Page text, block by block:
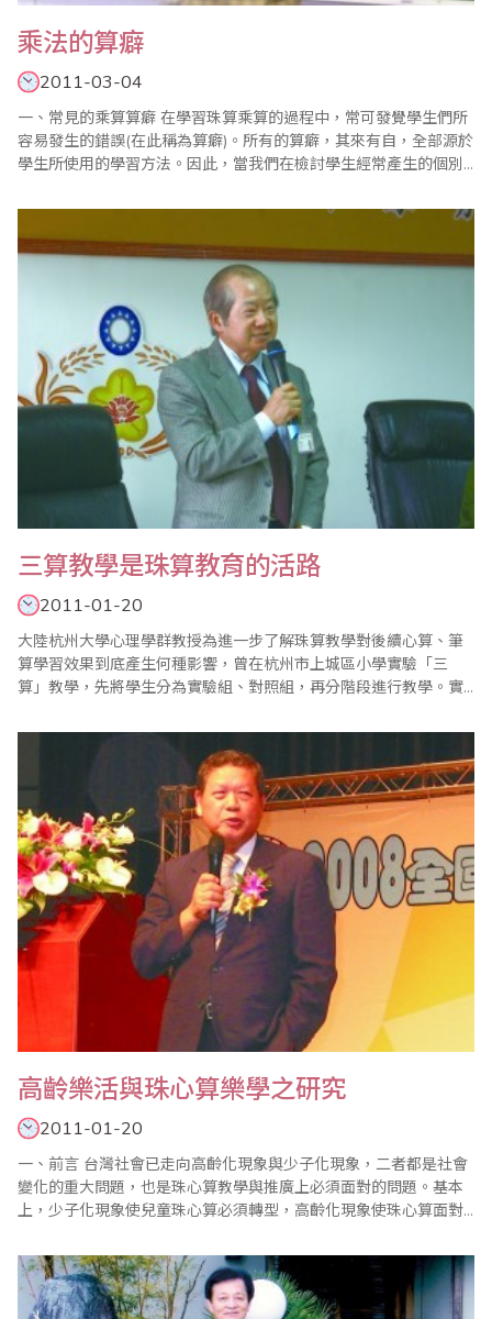
乘法的算癖
2011-03-04
一、常見的乘算算癖 在學習珠算乘算的過程中，常可發覺學生們所
容易發生的錯誤(在此稱為算癖)。所有的算癖，其來有自，全部源於
學生所使用的學習方法。因此，當我們在檢討學生經常產生的個別
並提昇學習的效能。 1、計算答數少於或多於正確答數，且誤差數
字較多位。此類算癖並非由於加減算的算癖而產生的答數誤差。比
如說..
三算教學是珠算教育的活路
2011-01-20
大陸杭州大學心理學群教授為進一步了解珠算教學對後續心算、筆
算學習效果到底產生何種影響，曾在杭州市上城區小學實驗「三
算」教學，先將學生分為實驗組、對照組，再分階段進行教學。實
然後考慮進行心算、筆算的教學，惟實驗者在前測、複測中發現，
即使尚未正式指導學生學習心算、筆算，實驗組學生的心算、筆算
複測成績與前測比較，已有顯著不同。實驗者還進一步..
高齡樂活與珠心算樂學之研究
2011-01-20
一、前言 台灣社會已走向高齡化現象與少子化現象，二者都是社會
變化的重大問題，也是珠心算教學與推廣上必須面對的問題。基本
上，少子化現象使兒童珠心算必須轉型，高齡化現象使珠心算面對
臨，學習珠心算是促進高齡者個人樂活，家庭幸福與社會發展的良
好時機與方法，本文重點在探討高齡化趨勢、高齡者學習的多元模
式、學習珠心算的功能，學習珠心算..